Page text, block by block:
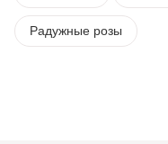
Радужные розы